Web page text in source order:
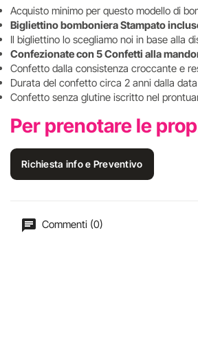
Acquisto minimo per questo modello di
Bigliettino bomboniera Stampato
Il bigliettino lo scegliamo noi in base alla
Confezionate con 5 Confetti alla
Confetto dalla consistenza croccante e
Durata del confetto circa 2 anni dalla
Confetto senza glutine iscritto nel
Per prenotare le
Richiesta info e Preventivo
Commenti (0)